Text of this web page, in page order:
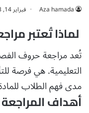
Aza hamada فبراير 14, 2023
لماذا تُعتبر
تُعد مراجعة حروف
التعليمية. هي فرصة
مدى فهم الطلاب
أهداف